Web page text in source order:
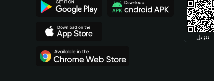
Português (Brasil)
تنزيل